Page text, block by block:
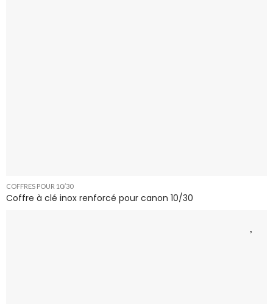
COFFRES POUR 10/30
Coffre à clé inox renforcé pour canon 10/30